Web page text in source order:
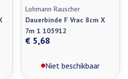
Lohmann Rauscher
Dauerbinde F Vrac 8cm X
7m 1 105912
€ 5,68
Niet beschikbaar